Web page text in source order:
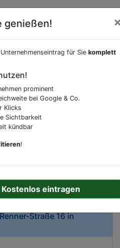
von
Dienstleistung
hinzufügen?
uns zu kontaktieren.
Firmeneintrag um
Services, die
Straße 16in
genießen!
für Sie komplett
prominent
bei Google & Co.
Klicks
Sichtbarkeit
kündbar
!
Kostenlos eintragen